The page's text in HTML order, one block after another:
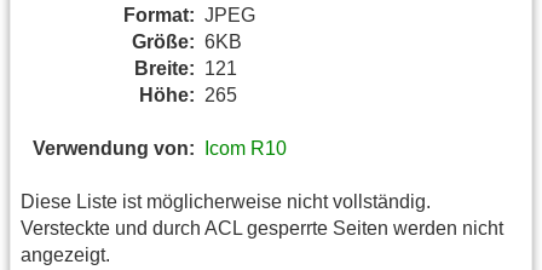
Format: JPEG
Größe: 6KB
Breite: 121
Höhe: 265
Verwendung von: Icom R10
Diese Liste ist möglicherweise nicht vollständig.
Versteckte und durch ACL gesperrte Seiten werden nicht
angezeigt.